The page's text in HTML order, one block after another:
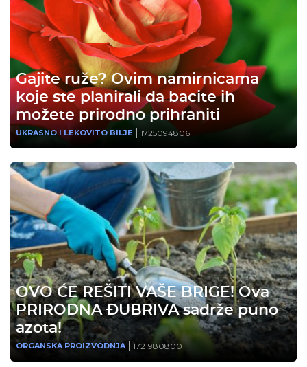
Gajite ruže? Ovim namirnicama
koje ste planirali da bacite ih
možete prirodno prihraniti
UKRASNO I LEKOVITO BILJE 1725094806
OVO ĆE REŠITI VAŠE BRIGE! Ova
PRIRODNA ĐUBRIVA sadrže puno
azota!
ORGANSKA PROIZVODNJA 1721980800